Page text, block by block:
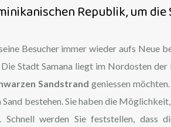
Republik, um die
Besucher immer wieder aufs Neue
Stadt Samana liegt im Nordosten
Sandstrand geniessen
bestehen. Sie haben die
werden Sie feststellen, dass